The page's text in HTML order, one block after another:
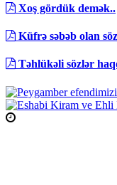
Xoş gördük demək..
Küfrə səbəb olan
Təhlükəli sözlər